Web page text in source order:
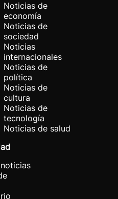
Noticias de
economía
Noticias de
sociedad
Noticias
internacionales
Noticias de
política
Noticias de
cultura
Noticias de
tecnología
Noticias de salud